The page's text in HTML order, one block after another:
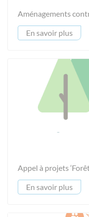
Aménagements
En savoir plus
Appel à projets
En savoir plus